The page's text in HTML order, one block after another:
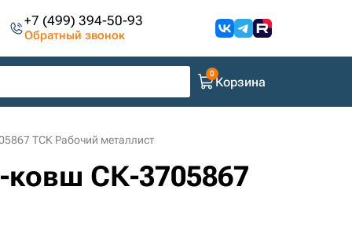
+7 (499) 394-50-93
Обратный звонок
Корзина
ТСК Рабочий металлист
ковш СК-3705867